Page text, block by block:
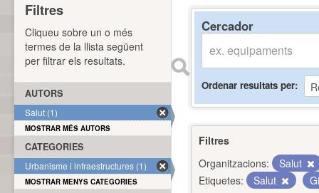
Cercador
Ordenar resultats per
Filtres
Organitzacions:
Salut
Etiquetes:
Salut
Filtres
Cliqueu sobre un o més
termes de la llista següent
per filtrar els resultats.
AUTORS
Salut (1)
MOSTRAR MÉS AUTORS
CATEGORIES
Urbanisme i infraestructures (1)
MOSTRAR MENYS CATEGORIES